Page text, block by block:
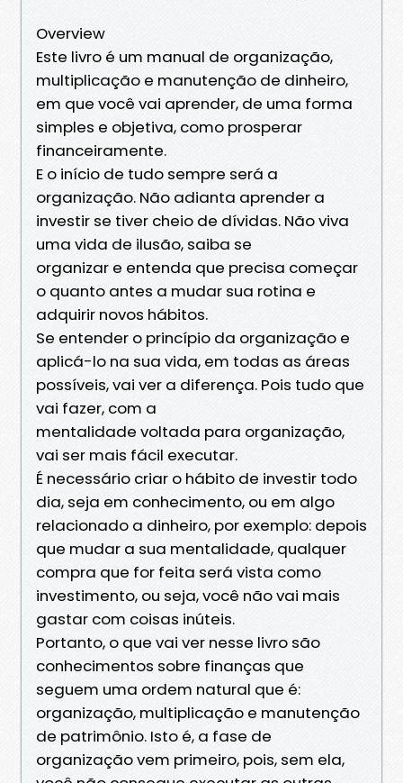
Overview
Este livro é um manual de organização,
multiplicação e manutenção de dinheiro,
em que você vai aprender, de uma forma
simples e objetiva, como prosperar
financeiramente.
E o início de tudo sempre será a
organização. Não adianta aprender a
investir se tiver cheio de dívidas. Não viva
uma vida de ilusão, saiba se
organizar e entenda que precisa começar
o quanto antes a mudar sua rotina e
adquirir novos hábitos.
Se entender o princípio da organização e
aplicá-lo na sua vida, em todas as áreas
possíveis, vai ver a diferença. Pois tudo que
vai fazer, com a
mentalidade voltada para organização,
vai ser mais fácil executar.
É necessário criar o hábito de investir todo
dia, seja em conhecimento, ou em algo
relacionado a dinheiro, por exemplo: depois
que mudar a sua mentalidade, qualquer
compra que for feita será vista como
investimento, ou seja, você não vai mais
gastar com coisas inúteis.
Portanto, o que vai ver nesse livro são
conhecimentos sobre finanças que
seguem uma ordem natural que é:
organização, multiplicação e manutenção
de patrimônio. Isto é, a fase de
organização vem primeiro, pois, sem ela,